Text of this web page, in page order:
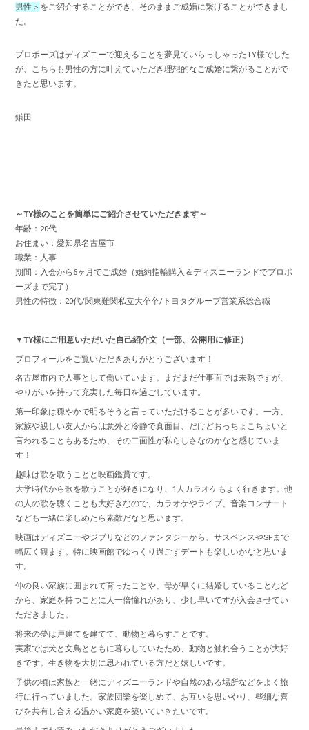
男性＞ をご紹介することができ、そのままご成婚に繋げることができまし
た。
プロポーズはディズニーで迎えることを夢見ていらっしゃったTY様でした
が、こちらも男性の方に叶えていただき理想的なご成婚に繋がることがで
きたと思います。
鎌田
～TY様のことを簡単にご紹介させていただきます～
年齢：20代
お住まい：愛知県名古屋市
職業：人事
期間：入会から6ヶ月でご成婚（婚約指輪購入＆ディズニーランドでプロポ
ーズまで完了）
男性の特徴：20代/関東難関私立大卒卒/トヨタグループ営業系総合職
▼TY様にご用意いただいた自己紹介文（一部、公開用に修正）
プロフィールをご覧いただきありがとうございます！
名古屋市内で人事として働いています。まだまだ仕事面では未熟ですが、
やりがいを持って充実した毎日を過ごしています。
第一印象は穏やかで明るそうと言っていただけることが多いです。一方、
家族や親しい友人からは意外と冷静で真面目、だけどおっちょこちょいと
言われることもあるため、その二面性が私らしさなのかなと感じていま
す！
趣味は歌を歌うことと映画鑑賞です。
大学時代から歌を歌うことが好きになり、1人カラオケもよく行きます。他
の人の歌を聴くことも大好きなので、カラオケやライブ、音楽コンサート
なども一緒に楽しめたら素敵だなと思います。
映画はディズニーやジブリなどのファンタジーから、サスペンスやSFまで
幅広く観ます。特に映画館でゆっくり過ごすデートも楽しいかなと思いま
す。
仲の良い家族に囲まれて育ったことや、母が早くに結婚していることなど
から、家庭を持つことに人一倍憧れがあり、少し早いですが入会させてい
ただきました。
将来の夢は戸建てを建てて、動物と暮らすことです。
実家では犬と文鳥とともに暮らしていたため、動物と触れ合うことが大好
きです。生き物を大切に思われている方だと嬉しいです。
子供の頃は家族と一緒にディズニーランドや自然のある場所などをよく旅
行に行っていました。家族団欒を楽しめて、お互いを思いやり、些細な喜
びを共有し合える温かい家庭を築いていきたいです。